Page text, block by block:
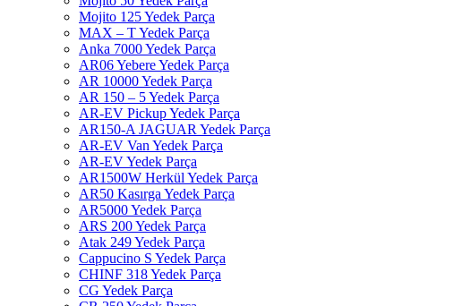
Mojito 125 Yedek Parça
MAX – T Yedek Parça
Anka 7000 Yedek Parça
AR06 Yebere Yedek Parça
AR 10000 Yedek Parça
AR 150 – 5 Yedek Parça
AR-EV Pickup Yedek Parça
AR150-A JAGUAR Yedek Parça
AR-EV Van Yedek Parça
AR-EV Yedek Parça
AR1500W Herkül Yedek Parça
AR50 Kasırga Yedek Parça
AR5000 Yedek Parça
ARS 200 Yedek Parça
Atak 249 Yedek Parça
Cappucino S Yedek Parça
CHINF 318 Yedek Parça
CG Yedek Parça